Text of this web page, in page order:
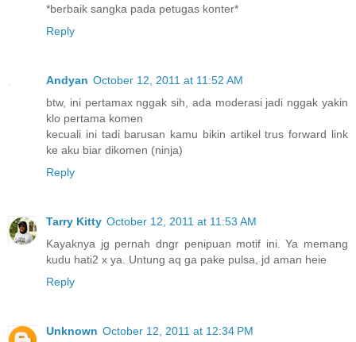
*berbaik sangka pada petugas konter*
Reply
Andyan October 12, 2011 at 11:52 AM
btw, ini pertamax nggak sih, ada moderasi jadi nggak yakin
klo pertama komen
kecuali ini tadi barusan kamu bikin artikel trus forward link
ke aku biar dikomen (ninja)
Reply
Tarry Kitty October 12, 2011 at 11:53 AM
Kayaknya jg pernah dngr penipuan motif ini. Ya memang
kudu hati2 x ya. Untung aq ga pake pulsa, jd aman heie
Reply
Unknown October 12, 2011 at 12:34 PM